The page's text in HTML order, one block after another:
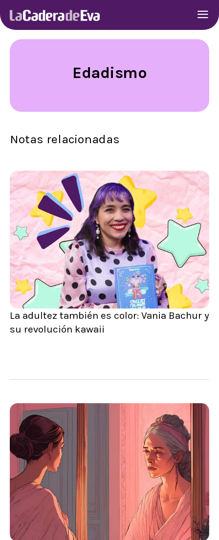
Edadismo
Notas relacionadas
La adultez también es color: Vania Bachur y
su revolución kawaii